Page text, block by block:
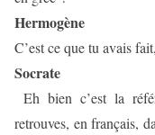
Hermogène
C’est ce que tu avais
Socrate
Eh bien c’est la
retrouves, en français,